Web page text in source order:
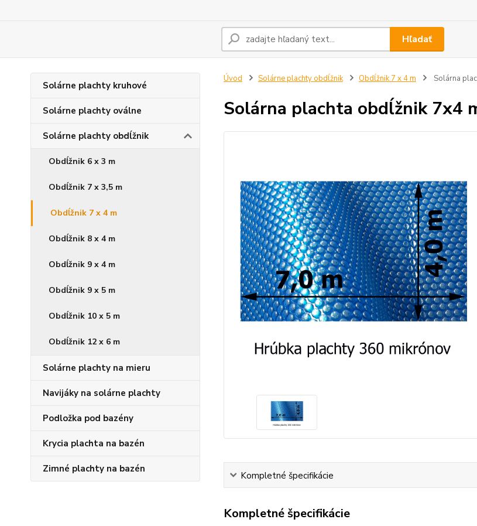
Hľadať
Solárne plachty kruhové
Solárne plachty oválne
Solárne plachty obdĺžnik
Obdĺžnik 6 x 3 m
Obdĺžnik 7 x 3,5 m
Obdĺžnik 7 x 4 m
Obdĺžnik 8 x 4 m
Obdĺžnik 9 x 4 m
Obdĺžnik 9 x 5 m
Obdĺžnik 10 x 5 m
Obdĺžnik 12 x 6 m
Solárne plachty na mieru
Navijáky na solárne plachty
Podložka pod bazény
Krycia plachta na bazén
Zimné plachty na bazén
Úvod Solárne plachty obdĺžnik Obdĺžnik 7 x 4 m Solárna
Solárna plachta obdĺžnik 7x4
Kompletné špecifikácie
Kompletné špecifikácie